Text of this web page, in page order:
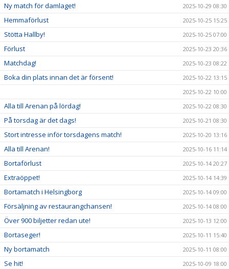
Ny match för damlaget! 2025-10-29 08:30
Hemmaförlust 2025-10-25 15:25
Stötta Hallby! 2025-10-25 07:00
Förlust 2025-10-23 20:36
Matchdag! 2025-10-23 08:22
Boka din plats innan det är försent!
2025-10-22 13:15
2025-10-22 10:00
Alla till Arenan på lördag! 2025-10-22 08:30
På torsdag är det dags! 2025-10-21 08:30
Stort intresse inför torsdagens match! 2025-10-20 13:16
Alla till Arenan! 2025-10-16 11:14
Bortaförlust 2025-10-14 20:27
Extraöppet! 2025-10-14 14:39
Bortamatch i Helsingborg 2025-10-14 09:00
Försäljning av restaurangchansen! 2025-10-14 08:00
Över 900 biljetter redan ute! 2025-10-13 12:00
Bortaseger! 2025-10-11 15:40
Ny bortamatch 2025-10-11 08:00
Se hit! 2025-10-09 18:00